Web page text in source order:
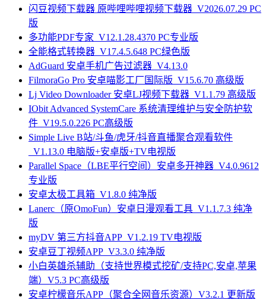
闪豆视频下载器 原哔哩哔哩视频下载器_V2026.07.29 PC
版
多功能PDF专家_V12.1.28.4370 PC专业版
全能格式转换器_V17.4.5.648 PC绿色版
AdGuard 安卓手机广告过滤器_V4.13.0
FilmoraGo Pro 安卓喵影工厂国际版_V15.6.70 高级版
Lj Video Downloader 安卓LJ视频下载器_V1.1.79 高级版
IObit Advanced SystemCare 系统清理维护与安全防护软
件_V19.5.0.226 PC高级版
Simple Live B站/斗鱼/虎牙/抖音直播聚合观看软件
_V1.13.0 电脑版+安卓版+TV电视版
Parallel Space（LBE平行空间）安卓多开神器_V4.0.9612
专业版
安卓太极工具箱_V1.8.0 纯净版
Lanerc（原OmoFun）安卓日漫观看工具_V1.1.7.3 纯净
版
myDV 第三方抖音APP_V1.2.19 TV电视版
安卓豆丁视频APP_V3.3.0 纯净版
小白英雄杀辅助（支持世界模式挖矿/支持PC,安卓,苹果
端）V5.3 PC高级版
安卓柠檬音乐APP（聚合全网音乐资源）V3.2.1 更新版